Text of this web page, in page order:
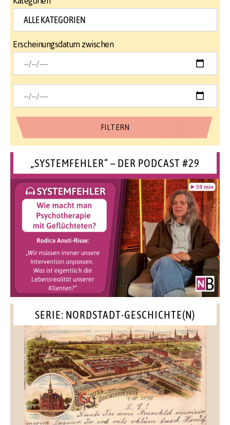
Erscheinungsdatum zwischen
„SYSTEMFEHLER“ – DER PODCAST #29
SERIE: NORDSTADT-GESCHICHTE(N)